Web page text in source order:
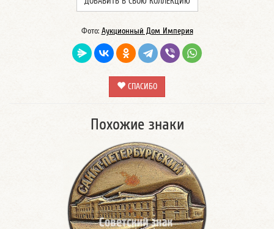
Фото: Аукционный Дом Империя
СПАСИБО
Похожие знаки